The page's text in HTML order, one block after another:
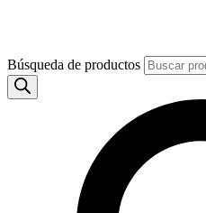
Búsqueda de productos